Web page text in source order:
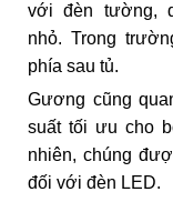
với đèn tường,
nhỏ. Trong
phía sau tủ.
Gương cũng
suất tối ưu cho
nhiên, chúng
đối với đèn LED.